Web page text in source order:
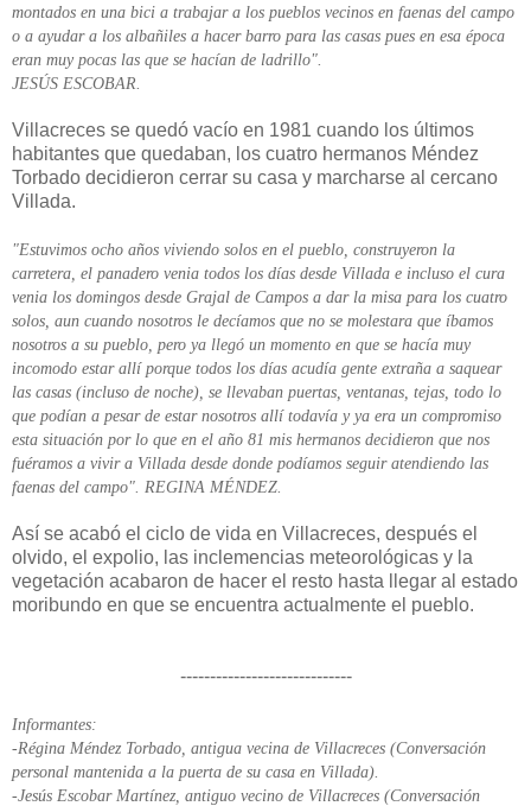
montados en una bici a trabajar a los pueblos vecinos en faenas del campo
o a ayudar a los albañiles a hacer barro para las casas pues en esa época
eran muy pocas las que se hacían de ladrillo".
JESÚS ESCOBAR.
Villacreces se quedó vacío en 1981 cuando los últimos
habitantes que quedaban, los cuatro hermanos Méndez
Torbado decidieron cerrar su casa y marcharse al cercano
Villada.
"Estuvimos ocho años viviendo solos en el pueblo, construyeron la
carretera, el panadero venia todos los días desde Villada e incluso el cura
venia los domingos desde Grajal de Campos a dar la misa para los cuatro
solos, aun cuando nosotros le decíamos que no se molestara que íbamos
nosotros a su pueblo, pero ya llegó un momento en que se hacía muy
incomodo estar allí porque todos los días acudía gente extraña a saquear
las casas (incluso de noche), se llevaban puertas, ventanas, tejas, todo lo
que podían a pesar de estar nosotros allí todavía y ya era un compromiso
esta situación por lo que en el año 81 mis hermanos decidieron que nos
fuéramos a vivir a Villada desde donde podíamos seguir atendiendo las
faenas del campo". REGINA MÉNDEZ.
Así se acabó el ciclo de vida en Villacreces, después el
olvido, el expolio, las inclemencias meteorológicas y la
vegetación acabaron de hacer el resto hasta llegar al estado
moribundo en que se encuentra actualmente el pueblo.
-----------------------------
Informantes:
-Régina Méndez Torbado, antigua vecina de Villacreces (Conversación
personal mantenida a la puerta de su casa en Villada).
-Jesús Escobar Martínez, antiguo vecino de Villacreces (Conversación